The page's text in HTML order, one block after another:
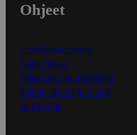
Ohjeet
Ensitilaajan ohjeet
Näin maksat
Näin tilaat ja muokkaat
Kaikki ohjeet ja vinkit
In English